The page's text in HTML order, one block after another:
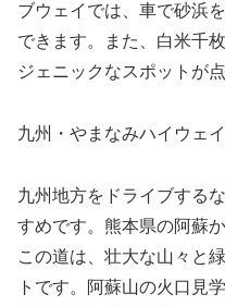
ブウェイでは、車で砂浜
できます。また、白米千
ジェニックなスポットが
九州・やまなみハイウェ
九州地方をドライブする
すめです。熊本県の阿蘇
この道は、壮大な山々と
トです。阿蘇山の火口見